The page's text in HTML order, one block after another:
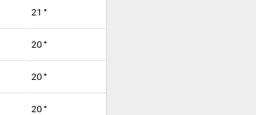
21 °
20 °
20 °
20 °